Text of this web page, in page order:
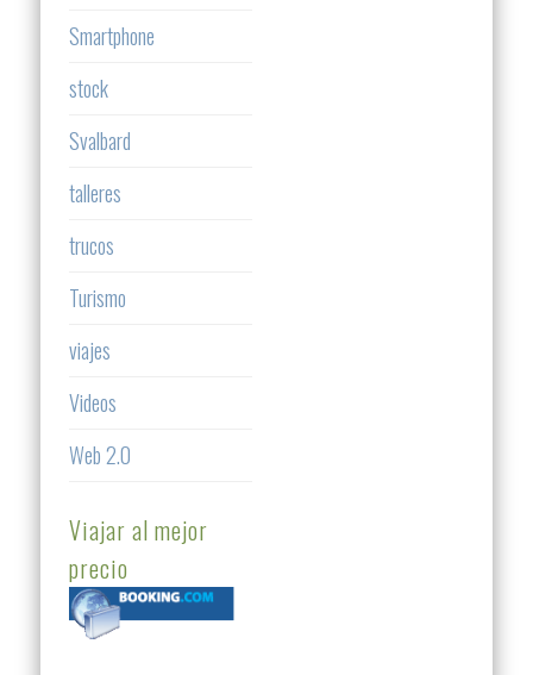
Smartphone
stock
Svalbard
talleres
trucos
Turismo
viajes
Videos
Web 2.0
Viajar al mejor
precio